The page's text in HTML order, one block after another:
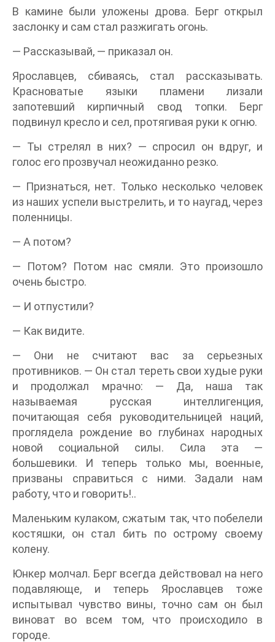
В камине были уложены дрова. Берг открыл
заслонку и сам стал разжигать огонь.
— Рассказывай, — приказал он.
Ярославцев, сбиваясь, стал рассказывать.
Красноватые языки пламени лизали
запотевший кирпичный свод топки. Берг
подвинул кресло и сел, протягивая руки к огню.
— Ты стрелял в них? — спросил он вдруг, и
голос его прозвучал неожиданно резко.
— Признаться, нет. Только несколько человек
из наших успели выстрелить, и то наугад, через
поленницы.
— А потом?
— Потом? Потом нас смяли. Это произошло
очень быстро.
— И отпустили?
— Как видите.
— Они не считают вас за серьезных
противников. — Он стал тереть свои худые руки
и продолжал мрачно: — Да, наша так
называемая русская интеллигенция,
почитающая себя руководительницей наций,
проглядела рождение во глубинах народных
новой социальной силы. Сила эта —
большевики. И теперь только мы, военные,
призваны справиться с ними. Задали нам
работу, что и говорить!..
Маленьким кулаком, сжатым так, что побелели
костяшки, он стал бить по острому своему
колену.
Юнкер молчал. Берг всегда действовал на него
подавляюще, и теперь Ярославцев тоже
испытывал чувство вины, точно сам он был
виноват во всем том, что происходило в
городе.